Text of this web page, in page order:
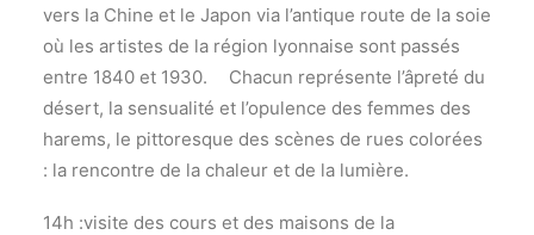
vers la Chine et le Japon via l’antique route de la soie
où les artistes de la région lyonnaise sont passés
entre 1840 et 1930. Chacun représente l’âpreté du
désert, la sensualité et l’opulence des femmes des
harems, le pittoresque des scènes de rues colorées
: la rencontre de la chaleur et de la lumière.
14h :visite des cours et des maisons de la